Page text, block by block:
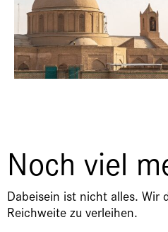
Noch viel
Dabeisein ist nicht alles. Wir
Reichweite zu verleihen.